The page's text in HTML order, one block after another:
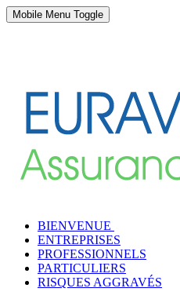
Mobile Menu Toggle
BIENVENUE
ENTREPRISES
PROFESSIONNELS
PARTICULIERS
RISQUES AGGRAVÉS